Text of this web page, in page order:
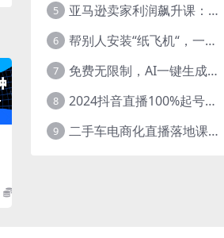
5 亚马逊卖家利润飙升课：从品类成功公式到海王打法，让每个SKU都成爆款一路飙升(更新26年3月
6 帮别人安装“纸飞机“，一单赚10—30元不等：附：免费节点
7 免费无限制，AI一键生成原创中视频，轻松日入2000+，超简单，可矩阵，…
8 2024抖音直播100%起号方法 0粉丝0作品当天破千人在线 多种变现方式
9 二手车电商化直播落地课，从0到1带你玩转二手车直播